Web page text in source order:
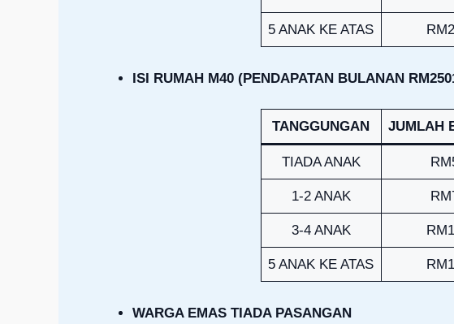
5 ANAK KE ATAS
ISI RUMAH M40 (PENDAPATAN BULANAN
TANGGUNGAN JUMLAH
TIADA ANAK
1-2 ANAK
3-4 ANAK
5 ANAK KE ATAS
WARGA EMAS TIADA PASANGAN